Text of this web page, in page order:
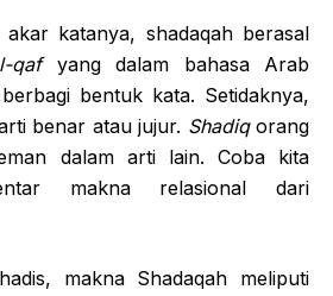
katanya, shadaqah berasal
qafyang dalam bahasa Arab
bentuk kata. Setidaknya,
benar atau jujur. Shadiqorang
dalam arti lain. Coba kita
makna relasional dari
makna Shadaqah meliputi